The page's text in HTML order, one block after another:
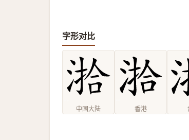
字形对比
中国大陆 香港